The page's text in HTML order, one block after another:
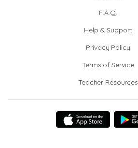
F.A.Q.
Help & Support
Privacy Policy
Terms of Service
Teacher Resources